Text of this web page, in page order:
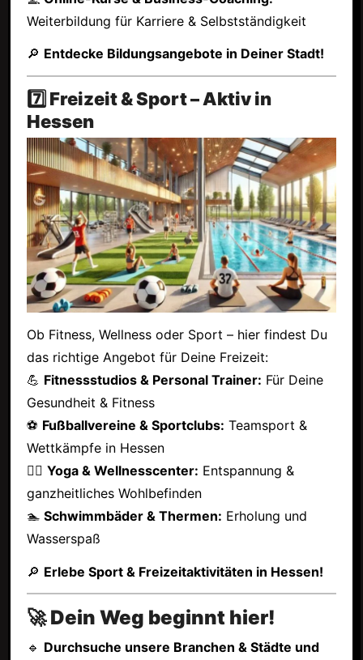
Weiterbildung für Karriere & Selbstständigkeit
🔎 Entdecke Bildungsangebote in Deiner Stadt!
7️⃣ Freizeit & Sport – Aktiv in
Hessen
Ob Fitness, Wellness oder Sport – hier findest Du
das richtige Angebot für Deine Freizeit:
💪 Fitnessstudios & Personal Trainer: Für Deine
Gesundheit & Fitness
⚽ Fußballvereine & Sportclubs: Teamsport &
Wettkämpfe in Hessen
🧘‍♂️ Yoga & Wellnesscenter: Entspannung &
ganzheitliches Wohlbefinden
🏊 Schwimmbäder & Thermen: Erholung und
Wasserspaß
🔎 Erlebe Sport & Freizeitaktivitäten in Hessen!
🚀 Dein Weg beginnt hier!
🔹 Durchsuche unsere Branchen & Städte und